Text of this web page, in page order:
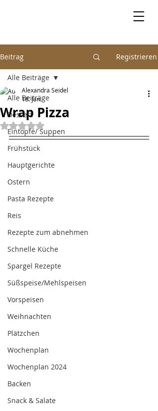
Beitrag Registrieren
Alle Beiträge
Dessert
Eintöpfe/ Suppen
Frühstück
Hauptgerichte
Ostern
Pasta Rezepte
Reis
Rezepte zum abnehmen
Schnelle Küche
Spargel Rezepte
Süßspeise/Mehlspeisen
Vorspeisen
Weihnachten
Plätzchen
Wochenplan
Wochenplan 2024
Backen
Snack & Salate
Alle Beiträge
Wrap Pizza
Alexandra Seidel
18. Jan.
Mit NaN von 5 Sternen bewertet.